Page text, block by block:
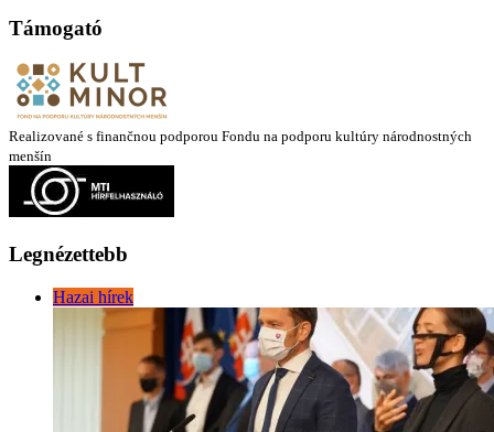
Támogató
Realizované s finančnou podporou Fondu na podporu kultúry národnostných
menšín
Legnézettebb
Hazai hírek